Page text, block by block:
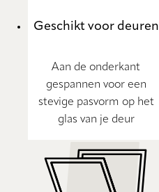
Geschikt voor deuren
Aan de onderkant
gespannen voor een
stevige pasvorm op het
glas van je deur